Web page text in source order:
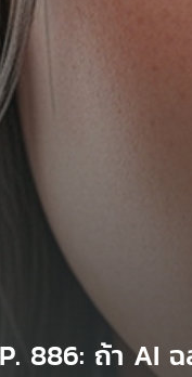
886: ถ้า AI